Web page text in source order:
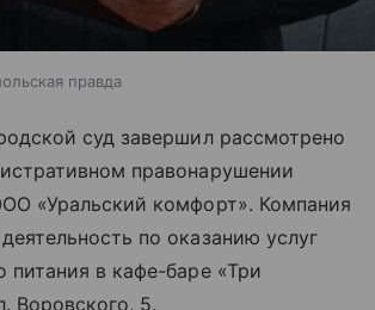
правда
суд завершил рассмотрено
правонарушении
«Уральский комфорт». Компания
по оказанию услуг
питания в кафе-баре «Три
Воровского, 5.